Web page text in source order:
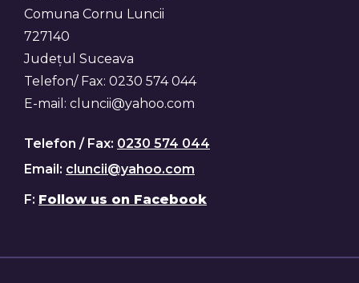
Comuna Cornu Luncii
727140
Județul Suceava
Telefon/ Fax: 0230 574 044
E-mail: cluncii@yahoo.com
Telefon / Fax: 0230 574 044
Email: cluncii@yahoo.com
F: Follow us on Facebook